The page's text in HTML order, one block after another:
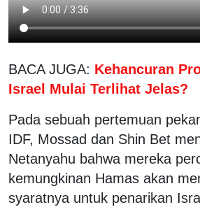
BACA JUGA: Kehancuran
Israel Mulai Terlihat Jelas?
Pada sebuah pertemuan
IDF, Mossad dan Shin Bet
Netanyahu bahwa mereka
kemungkinan Hamas akan
syaratnya untuk penarikan